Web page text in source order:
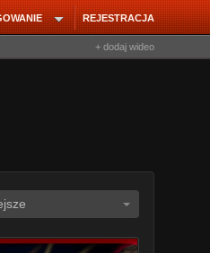
REJESTRACJA
+ dodaj wideo